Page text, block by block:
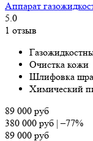
Аппарат
5.0
1 отзыв
Очистка кожи
Шлифовка
Химический
89 000 руб
380 000 руб |–77%
89 000 руб